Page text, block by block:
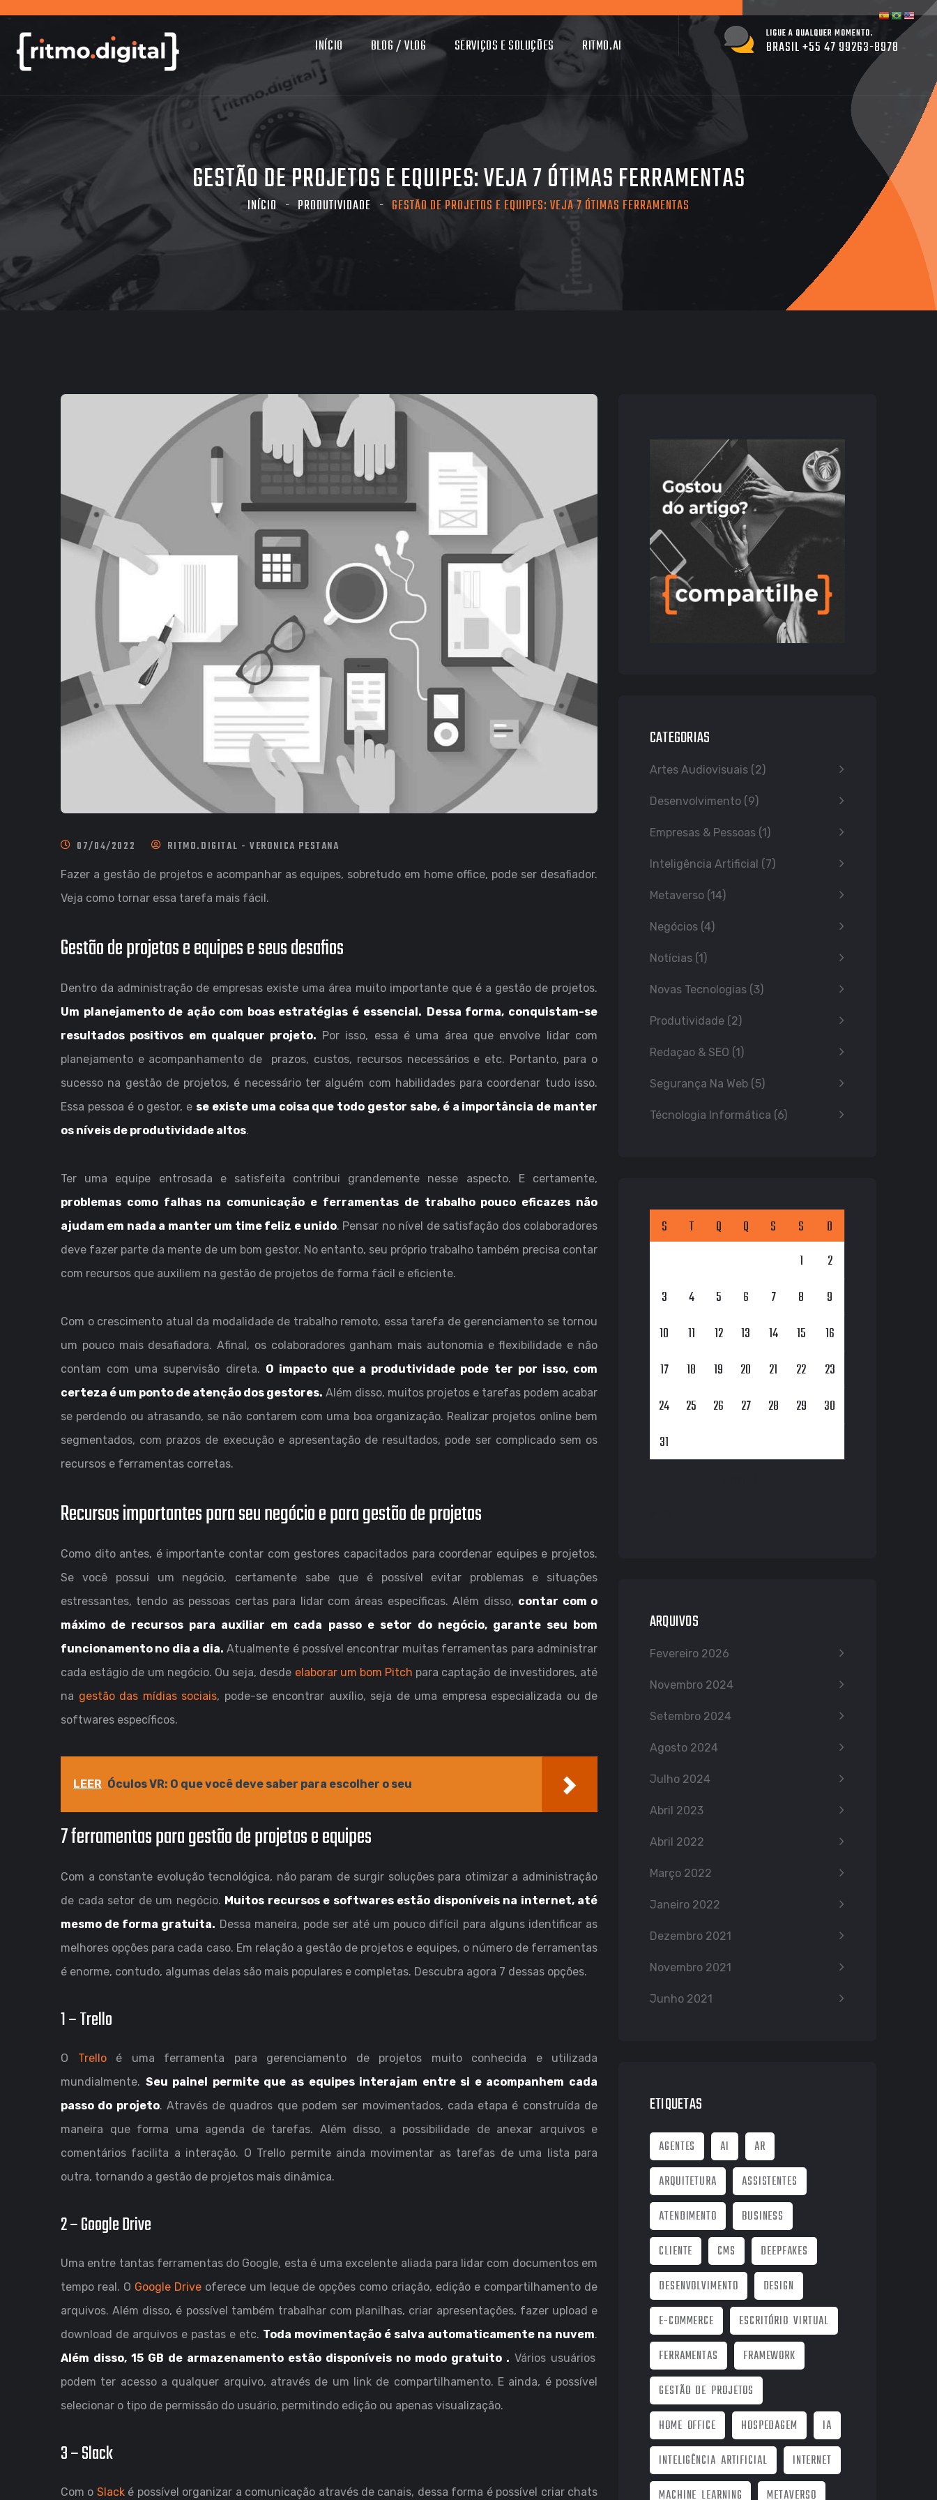
INÍCIO BLOG / VLOG SERVIÇOS E SOLUÇÕES RITMO.AI
LIGUE A QUALQUER MOMENTO.
BRASIL +55 47 99263-8978
GESTÃO DE PROJETOS E EQUIPES: VEJA 7 ÓTIMAS FERRAMENTAS
INÍCIO PRODUTIVIDADE GESTÃO DE PROJETOS E EQUIPES: VEJA 7 ÓTIMAS FERRAMENTAS
07/04/2022 RITMO.DIGITAL - VERONICA PESTANA
Fazer a gestão de projetos e acompanhar as equipes, sobretudo em home office, pode ser desafiador.
Veja como tornar essa tarefa mais fácil.
Gestão de projetos e equipes e seus desafios
Dentro da administração de empresas existe uma área muito importante que é a gestão de projetos.
Um planejamento de ação com boas estratégias é essencial. Dessa forma, conquistam-se
resultados positivos em qualquer projeto. Por isso, essa é uma área que envolve lidar com
planejamento e acompanhamento de prazos, custos, recursos necessários e etc. Portanto, para o
sucesso na gestão de projetos, é necessário ter alguém com habilidades para coordenar tudo isso.
Essa pessoa é o gestor, e se existe uma coisa que todo gestor sabe, é a importância de manter
os níveis de produtividade altos.
Ter uma equipe entrosada e satisfeita contribui grandemente nesse aspecto. E certamente,
problemas como falhas na comunicação e ferramentas de trabalho pouco eficazes não
ajudam em nada a manter um time feliz e unido. Pensar no nível de satisfação dos colaboradores
deve fazer parte da mente de um bom gestor. No entanto, seu próprio trabalho também precisa contar
com recursos que auxiliem na gestão de projetos de forma fácil e eficiente.
Com o crescimento atual da modalidade de trabalho remoto, essa tarefa de gerenciamento se tornou
um pouco mais desafiadora. Afinal, os colaboradores ganham mais autonomia e flexibilidade e não
contam com uma supervisão direta. O impacto que a produtividade pode ter por isso, com
certeza é um ponto de atenção dos gestores. Além disso, muitos projetos e tarefas podem acabar
se perdendo ou atrasando, se não contarem com uma boa organização. Realizar projetos online bem
segmentados, com prazos de execução e apresentação de resultados, pode ser complicado sem os
recursos e ferramentas corretas.
Recursos importantes para seu negócio e para gestão de projetos
Como dito antes, é importante contar com gestores capacitados para coordenar equipes e projetos.
Se você possui um negócio, certamente sabe que é possível evitar problemas e situações
estressantes, tendo as pessoas certas para lidar com áreas específicas. Além disso, contar com o
máximo de recursos para auxiliar em cada passo e setor do negócio, garante seu bom
funcionamento no dia a dia. Atualmente é possível encontrar muitas ferramentas para administrar
cada estágio de um negócio. Ou seja, desde elaborar um bom Pitch para captação de investidores, até
na gestão das mídias sociais, pode-se encontrar auxílio, seja de uma empresa especializada ou de
softwares específicos.
LEER Óculos VR: O que você deve saber para escolher o seu
7 ferramentas para gestão de projetos e equipes
Com a constante evolução tecnológica, não param de surgir soluções para otimizar a administração
de cada setor de um negócio. Muitos recursos e softwares estão disponíveis na internet, até
mesmo de forma gratuita. Dessa maneira, pode ser até um pouco difícil para alguns identificar as
melhores opções para cada caso. Em relação a gestão de projetos e equipes, o número de ferramentas
é enorme, contudo, algumas delas são mais populares e completas. Descubra agora 7 dessas opções.
1 – Trello
O Trelloé uma ferramenta para gerenciamento de projetos muito conhecida e utilizada
mundialmente. Seu painel permite que as equipes interajam entre si e acompanhem cada
passo do projeto. Através de quadros que podem ser movimentados, cada etapa é construída de
maneira que forma uma agenda de tarefas. Além disso, a possibilidade de anexar arquivos e
comentários facilita a interação. O Trello permite ainda movimentar as tarefas de uma lista para
outra, tornando a gestão de projetos mais dinâmica.
2 – Google Drive
Uma entre tantas ferramentas do Google, esta é uma excelente aliada para lidar com documentos em
tempo real. O Google Drive oferece um leque de opções como criação, edição e compartilhamento de
arquivos. Além disso, é possível também trabalhar com planilhas, criar apresentações, fazer upload e
download de arquivos e pastas e etc. Toda movimentação é salva automaticamente na nuvem.
Além disso, 15 GB de armazenamento estão disponíveis no modo gratuito . Vários usuários
podem ter acesso a qualquer arquivo, através de um link de compartilhamento. E ainda, é possível
selecionar o tipo de permissão do usuário, permitindo edição ou apenas visualização.
3 – Slack
Com o Slacké possível organizar a comunicação através de canais, dessa forma é possível criar chats
CATEGORIAS
Artes Audiovisuais (2)
Desenvolvimento (9)
Empresas & Pessoas (1)
Inteligência Artificial (7)
Metaverso (14)
Negócios (4)
Notícias (1)
Novas Tecnologias (3)
Produtividade (2)
Redaçao & SEO (1)
Segurança Na Web (5)
Técnologia Informática (6)
S T Q Q S S
D
1
2
3
4 5 6 7 8
9
10
11 12 13 14 15
16
17
18 19 20 21 22
23
24
25 26 27 28 29
30
31
ARQUIVOS
Fevereiro 2026
Novembro 2024
Setembro 2024
Agosto 2024
Julho 2024
Abril 2023
Abril 2022
Março 2022
Janeiro 2022
Dezembro 2021
Novembro 2021
Junho 2021
ETIQUETAS
AGENTES AI
AR
ARQUITETURA
ASSISTENTES
ATENDIMENTO
BUSINESS
CLIENTE
CMS
DEEPFAKES
DESENVOLVIMENTO
DESIGN
E-COMMERCE
ESCRITÓRIO VIRTUAL
FERRAMENTAS
FRAMEWORK
GESTÃO DE PROJETOS
HOME OFFICE
HOSPEDAGEM
IA
INTELIGÊNCIA ARTIFICIAL
INTERNET
MACHINE LEARNING
METAVERSO